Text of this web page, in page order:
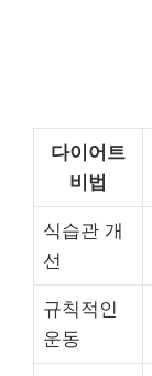
다이어트
비법
식습관 개
선
규칙적인
운동